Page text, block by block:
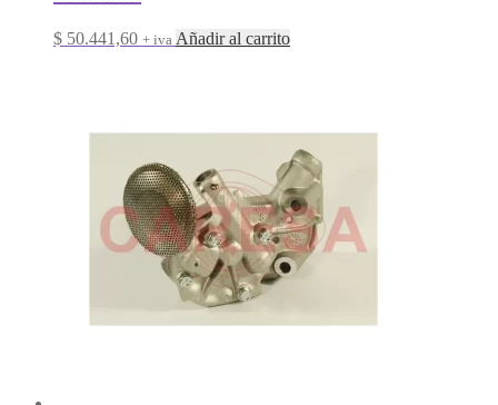
$ 50.441,60 + iva Añadir al carrito